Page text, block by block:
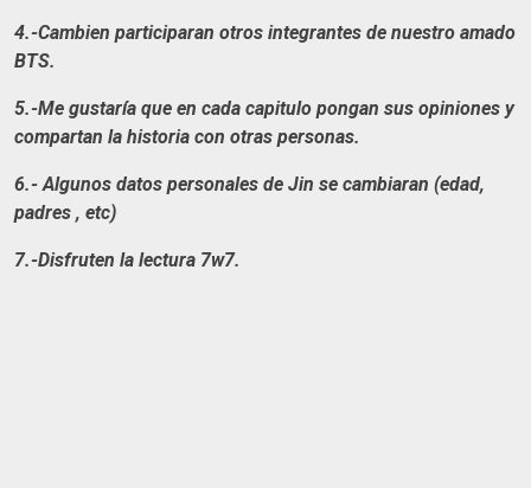
4.-Cambien participaran otros integrantes de nuestro amado
BTS.
5.-Me gustaría que en cada capitulo pongan sus opiniones y
compartan la historia con otras personas.
6.- Algunos datos personales de Jin se cambiaran (edad,
padres , etc)
7.-Disfruten la lectura 7w7.